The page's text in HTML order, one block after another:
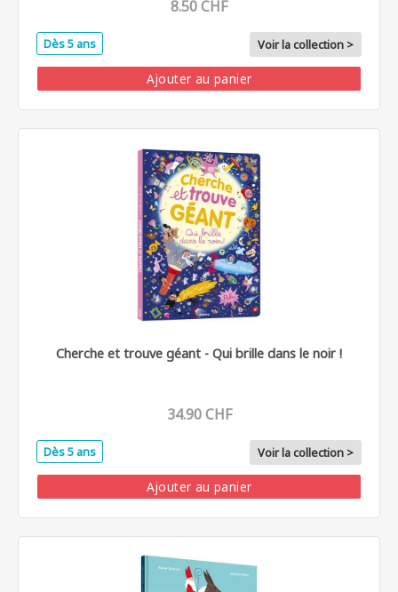
8.50 CHF
Dès 5 ans Voir la collection >
Ajouter au panier
Cherche et trouve géant - Qui brille dans le noir !
34.90 CHF
Dès 5 ans Voir la collection >
Ajouter au panier